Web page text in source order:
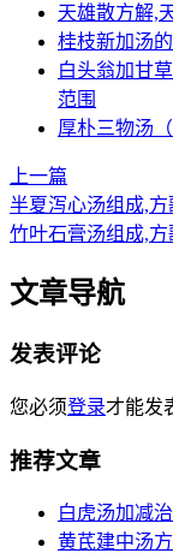
天雄散方解,
桂枝新加汤
白头翁加甘
范围
厚朴三物汤
上一篇
半夏泻心汤组成,
竹叶石膏汤组成,
文章导航
发表评论
您必须登录才能发
推荐文章
白虎汤加减
黄芪建中汤